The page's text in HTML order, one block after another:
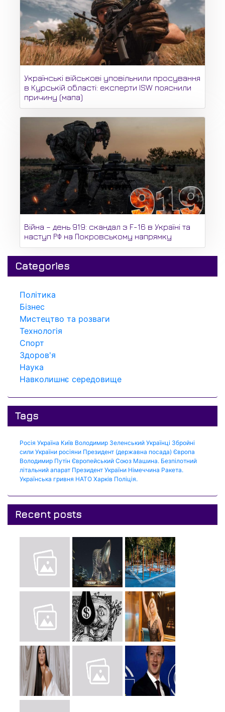
Українські військові уповільнили просування
в Курській області: експерти ISW пояснили
причину (мапа)
Війна – день 919: скандал з F-16 в Україні та
наступ РФ на Покровському напрямку
Categories
Політика
Бізнес
Мистецтво та розваги
Технологія
Спорт
Здоров'я
Наука
Навколишнє середовище
Tags
Росія Україна Київ Володимир Зеленський Українці Збройні
сили України росіяни Президент (державна посада) Європа
Володимир Путін Європейський Союз Машина. Безпілотний
літальний апарат Президент України Німеччина Ракета.
Українська гривня НАТО Харків Поліція.
Recent posts